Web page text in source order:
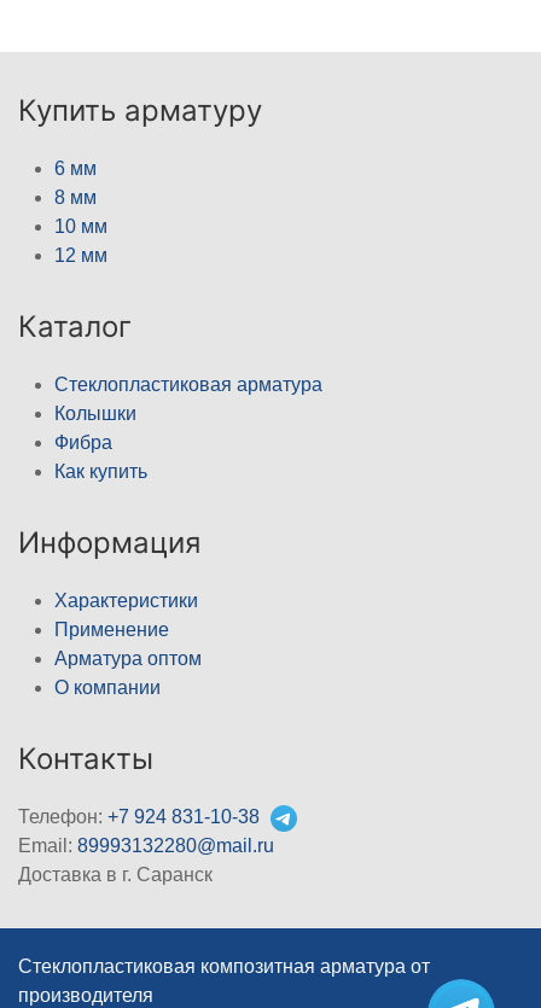
Купить арматуру
6 мм
8 мм
10 мм
12 мм
Каталог
Стеклопластиковая арматура
Колышки
Фибра
Как купить
Информация
Характеристики
Применение
Арматура оптом
О компании
Контакты
Телефон: +7 924 831-10-38
Email: 89993132280@mail.ru
Доставка в г. Саранск
Стеклопластиковая композитная арматура от
производителя